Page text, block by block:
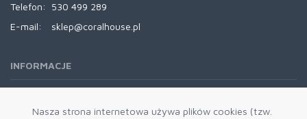
Nasza strona internetowa używa plików cookies (tzw.
Telefon:
530 499 289
E-mail:
sklep@coralhouse.pl
INFORMACJE